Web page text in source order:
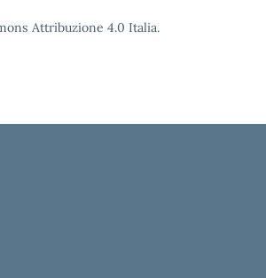
Attribuzione 4.0 Italia.